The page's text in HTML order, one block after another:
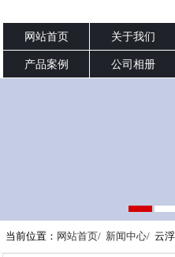
网站首页 关于我们
产品案例 公司相册
当前位置： 网站首页/ 新闻中心/ 云